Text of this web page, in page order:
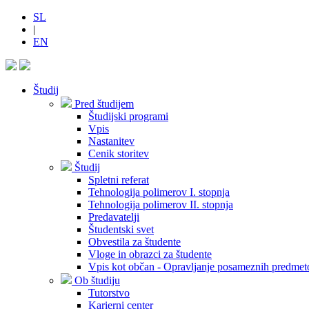
SL
|
EN
Študij
Pred študijem
Študijski programi
Vpis
Nastanitev
Cenik storitev
Študij
Spletni referat
Tehnologija polimerov I. stopnja
Tehnologija polimerov II. stopnja
Predavatelji
Študentski svet
Obvestila za študente
Vloge in obrazci za študente
Vpis kot občan - Opravljanje posameznih
Ob študiju
Tutorstvo
Karierni center